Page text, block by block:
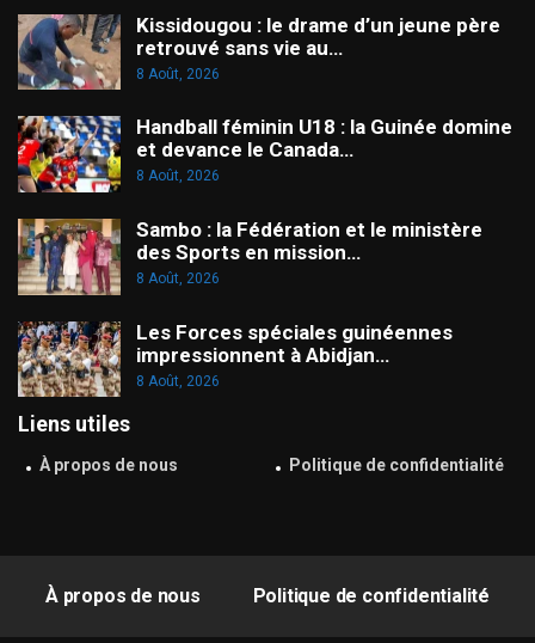
Kissidougou : le drame d’un jeune père
retrouvé sans vie au…
8 Août, 2026
Handball féminin U18 : la Guinée domine
et devance le Canada…
8 Août, 2026
Sambo : la Fédération et le ministère
des Sports en mission…
8 Août, 2026
Les Forces spéciales guinéennes
impressionnent à Abidjan…
8 Août, 2026
Liens utiles
À propos de nous Politique de confidentialité
À propos de nous Politique de confidentialité